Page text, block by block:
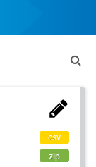
csv
zip